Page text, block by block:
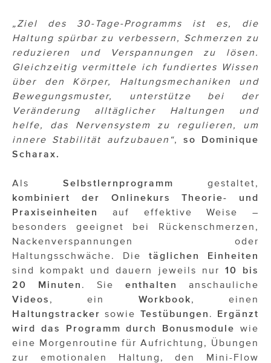
VieSFF – Vienna Spanish Film Festival
ÜBER UNS
PRESS CONTACT
„Ziel des 30-Tage-Programms ist es, die
Haltung spürbar zu verbessern, Schmerzen zu
reduzieren und Verspannungen zu lösen.
Gleichzeitig vermittele ich fundiertes Wissen
über den Körper, Haltungsmechaniken und
Bewegungsmuster, unterstütze bei der
Veränderung alltäglicher Haltungen und
helfe, das Nervensystem zu regulieren, um
innere Stabilität aufzubauen“, so Dominique
Scharax.
Als Selbstlernprogramm
gestaltet,
kombiniert der Onlinekurs Theorie- und
Praxiseinheiten
auf effektive Weise –
besonders geeignet bei Rückenschmerzen,
Nackenverspannungen oder
Haltungsschwäche. Die täglichen Einheiten
sind kompakt und dauern jeweils nur 10 bis
20 Minuten . Sie enthalten
anschauliche
Videos , ein Workbook, einen
Haltungstracker sowie Testübungen . Ergänzt
wird das Programm durch Bonusmodule
wie
eine Morgenroutine für Aufrichtung, Übungen
zur emotionalen Haltung, den Mini-Flow